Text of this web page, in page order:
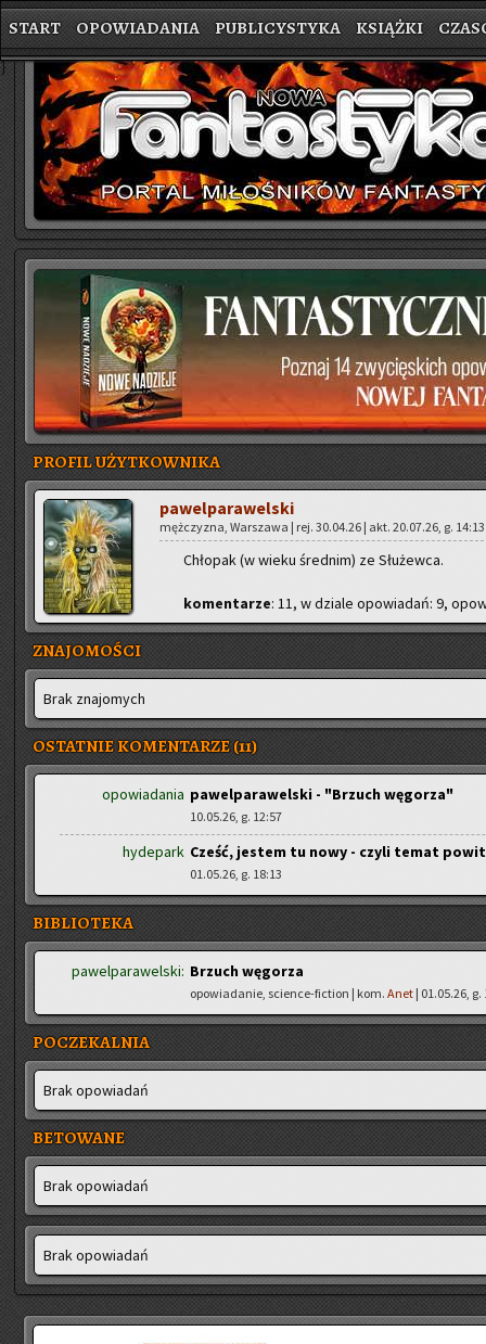
START OPOWIADANIA PUBLICYSTYKA KSIĄŻKI
}
PROFIL UŻYTKOWNIKA
pa­wel­pa­ra­wel­ski
męż­czy­zna, War­sza­wa | rej. 30.04.26 | akt. 20.07.26, g. 14:13
Chło­pak (w wieku śred­nim) ze Słu­żew­ca.
ko­men­ta­rze: 11, w dzia­le opo­wia­dań: 9,
ZNAJOMOŚCI
Brak zna­jo­mych
OSTATNIE KOMENTARZE (11)
opowiadania pawelparawelski - "Brzuch węgorza"
10.05.26, g. 12:57
hydepark Cześć, jestem tu nowy - czyli temat
01.05.26, g. 18:13
BIBLIOTEKA
pawelparawelski: Brzuch węgorza
opowiadanie, science-fiction | kom. Anet | 01.05.26, g.
POCZEKALNIA
Brak opo­wia­dań
BETOWANE
Brak opo­wia­dań
Brak opo­wia­dań